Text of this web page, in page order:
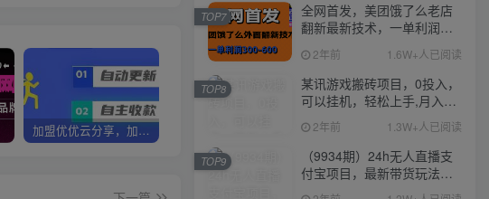
加盟优优云分享，加盟搭建同款知识付费资源网站，实现长期稳定被动收入~ 优优云分享【VIP会员专属交流群】
全网首发，美团饿了么老店
翻新最新技术，一单利润
300-600
2年前 1.6W+人已阅读
TOP7
某讯游戏搬砖项目，0投入，
可以挂机，轻松上手,月入
3000+上不封顶
2年前 1.3W+人已阅读
TOP8
（9934期）24h无人直播支
付宝项目，最新带货玩法，
纯躺赚实测日入500+
TOP9